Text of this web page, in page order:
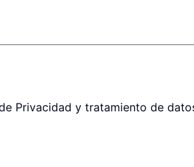
Privacidad y tratamiento de